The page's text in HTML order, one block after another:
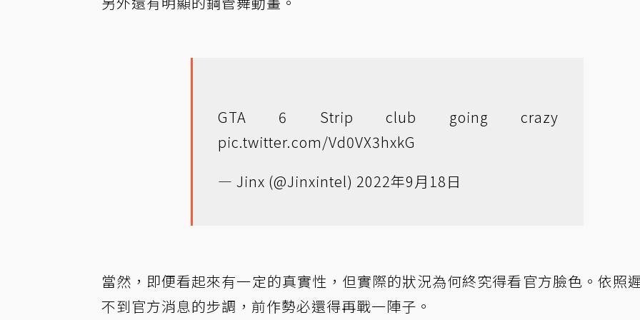
GTA 6 Strip club going crazy
pic.twitter.com/Vd0VX3hxkG
— Jinx (@Jinxintel) 2022年9月18日
當然，即便看起來有一定的真實性，但實際的狀況為何終究得看官方臉色。依照
不到官方消息的步調，前作勢必還得再戰一陣子。